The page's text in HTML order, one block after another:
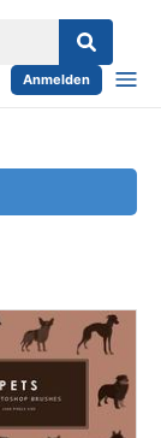
Anmelden